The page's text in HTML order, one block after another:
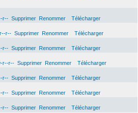
r-- Supprimer Renommer
Télécharger
r-- Supprimer Renommer
Télécharger
r-- Supprimer Renommer
Télécharger
r--r-- Supprimer Renommer
Télécharger
r-- Supprimer Renommer
Télécharger
r-- Supprimer Renommer
Télécharger
r-- Supprimer Renommer
Télécharger